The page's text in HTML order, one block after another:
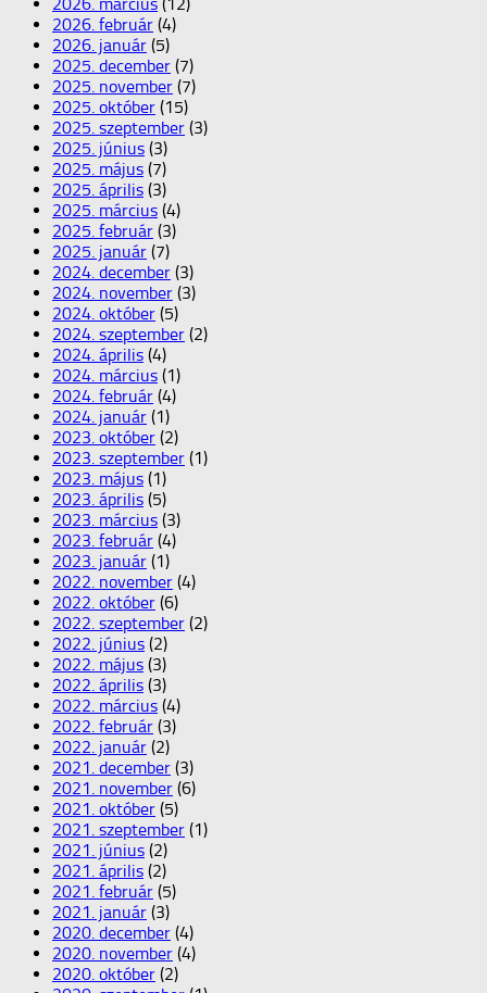
2026. február (4)
2026. január (5)
2025. december (7)
2025. november (7)
2025. október (15)
2025. szeptember (3)
2025. június (3)
2025. május (7)
2025. április (3)
2025. március (4)
2025. február (3)
2025. január (7)
2024. december (3)
2024. november (3)
2024. október (5)
2024. szeptember (2)
2024. április (4)
2024. március (1)
2024. február (4)
2024. január (1)
2023. október (2)
2023. szeptember (1)
2023. május (1)
2023. április (5)
2023. március (3)
2023. február (4)
2023. január (1)
2022. november (4)
2022. október (6)
2022. szeptember (2)
2022. június (2)
2022. május (3)
2022. április (3)
2022. március (4)
2022. február (3)
2022. január (2)
2021. december (3)
2021. november (6)
2021. október (5)
2021. szeptember (1)
2021. június (2)
2021. április (2)
2021. február (5)
2021. január (3)
2020. december (4)
2020. november (4)
2020. október (2)